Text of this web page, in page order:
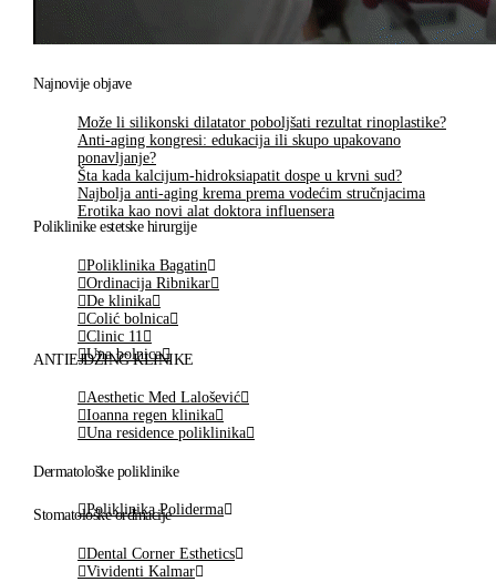
Najnovije objave
Može li silikonski dilatator poboljšati rezultat rinoplastike?
Anti-aging kongresi: edukacija ili skupo upakovano
ponavljanje?
Šta kada kalcijum-hidroksiapatit dospe u krvni sud?
Najbolja anti-aging krema prema vodećim stručnjacima
Erotika kao novi alat doktora influensera
Poliklinike estetske hirurgije
Poliklinika Bagatin
Ordinacija Ribnikar
De klinika
Colić bolnica
Clinic 11
Una bolnica
ANTIEJDŽING KLINIKE
Aesthetic Med Lalošević
Ioanna regen klinika
Una residence poliklinika
Dermatološke poliklinike
Poliklinika Poliderma
Stomatološke ordinacije
Dental Corner Esthetics
Vividenti Kalmar